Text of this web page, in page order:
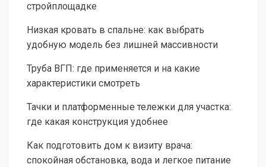
стройплощадке
Низкая кровать в спальне: как выбрать
удобную модель без лишней массивности
Труба ВГП: где применяется и на какие
характеристики смотреть
Тачки и платформенные тележки для участка:
где какая конструкция удобнее
Как подготовить дом к визиту врача:
спокойная обстановка, вода и легкое питание